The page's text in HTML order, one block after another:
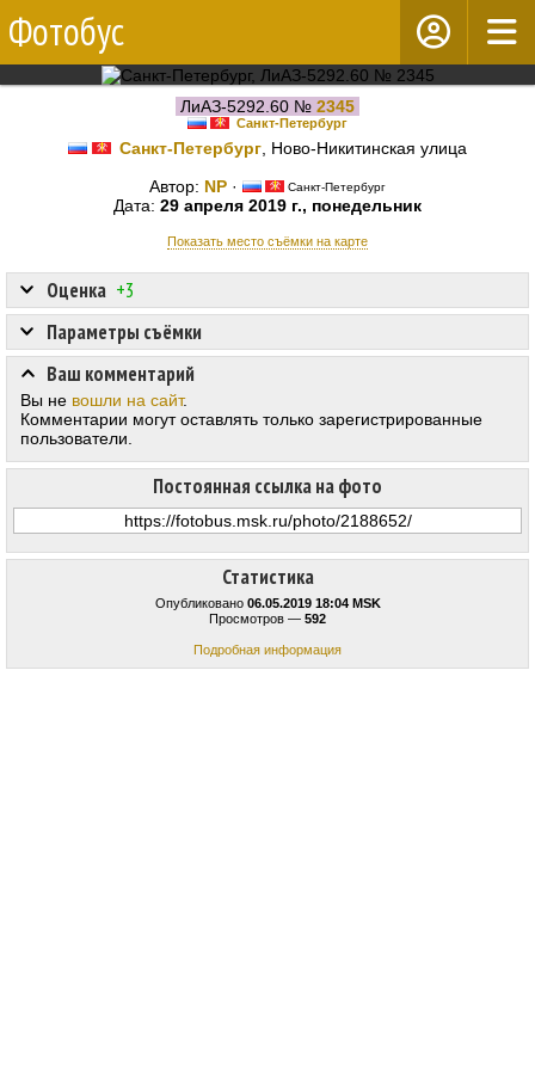
Фотобус
ЛиАЗ-5292.60 № 2345
Санкт-Петербург
Санкт-Петербург , Ново-Никитинская улица
Автор: NP · Санкт-Петербург
Дата: 29 апреля 2019 г., понедельник
Показать место съёмки на карте
Статистика
Опубликовано 06.05.2019 18:04 MSK
Просмотров — 592
Подробная информация
Оценка +3
Постоянная ссылка на фото
Параметры съёмки
Ваш комментарий
Вы не вошли на сайт.
Комментарии могут оставлять только зарегистрированные
пользователи.